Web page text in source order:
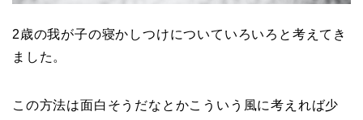
2歳の我が子の寝かしつけについていろいろと考えてき
ました。
この方法は面白そうだなとかこういう風に考えれば少